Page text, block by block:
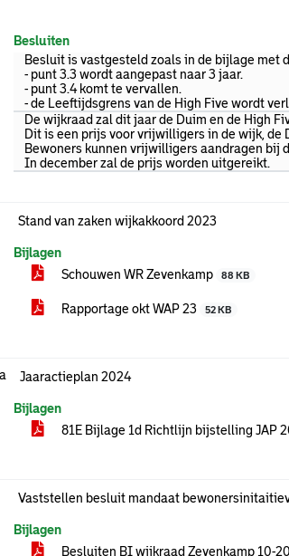
Besluiten
Besluit is vastgesteld zoals in de bijlage met
- punt 3.3 wordt aangepast naar 3 jaar.
- punt 3.4 komt te vervallen.
- de Leeftijdsgrens van de High Five wordt
De wijkraad zal dit jaar de Duim en de High
Dit is een prijs voor vrijwilligers in de wijk, de
Bewoners kunnen vrijwilligers aandragen bij
In december zal de prijs worden uitgereikt.
Stand van zaken wijkakkoord 2023
Bijlagen
Schouwen WR Zevenkamp
88 KB
Rapportage okt WAP 23 52 KB
Jaaractieplan 2024
Bijlagen
81E Bijlage 1d Richtlijn bijstelling JAP
Vaststellen besluit mandaat
Bijlagen
Besluiten BI wijkraad Zevenkamp 10-